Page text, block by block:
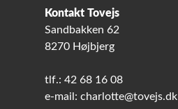
Kontakt Tovejs
Sandbakken 62
8270 Højbjerg
tlf.: 42 68 16 08
e-mail: charlotte@tovejs.dk